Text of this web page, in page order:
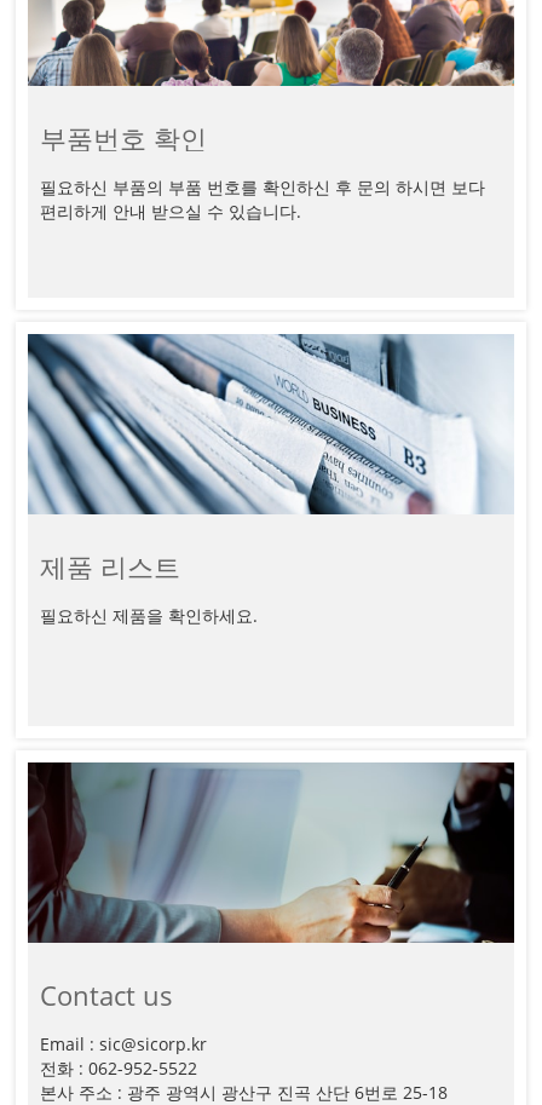
부품번호 확인
필요하신 부품의 부품 번호를 확인하신 후 문의 하시면 보다
편리하게 안내 받으실 수 있습니다.
제품 리스트
필요하신 제품을 확인하세요.
Contact us
Email : sic@sicorp.kr
전화 : 062-952-5522
본사 주소 : 광주 광역시 광산구 진곡 산단 6번로 25-18